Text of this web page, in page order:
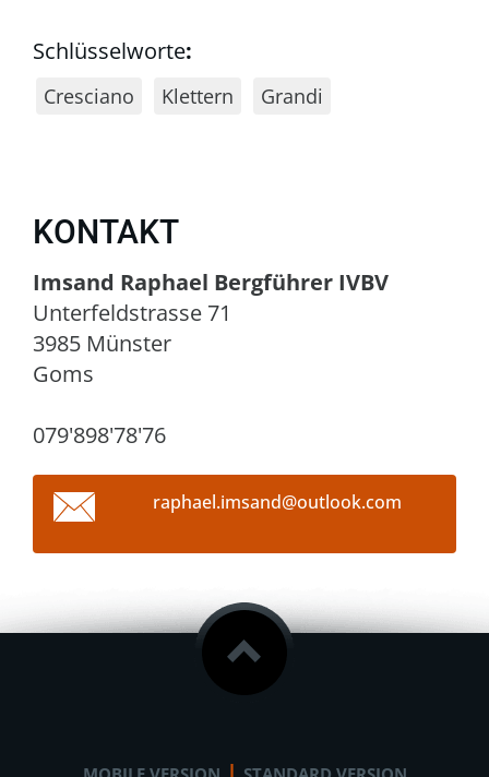
Schlüsselworte:
Cresciano Klettern Grandi
KONTAKT
Imsand Raphael Bergführer IVBV
Unterfeldstrasse 71
3985 Münster
Goms
079'898'78'76
raphael.imsand@outlook.com